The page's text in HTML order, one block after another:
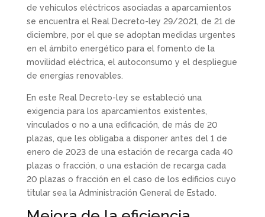
de vehículos eléctricos asociadas a aparcamientos
se encuentra el Real Decreto-ley 29/2021, de 21 de
diciembre, por el que se adoptan medidas urgentes
en el ámbito energético para el fomento de la
movilidad eléctrica, el autoconsumo y el despliegue
de energías renovables.
En este Real Decreto-ley se estableció una
exigencia para los aparcamientos existentes,
vinculados o no a una edificación, de más de 20
plazas, que les obligaba a disponer antes del 1 de
enero de 2023 de una estación de recarga cada 40
plazas o fracción, o una estación de recarga cada
20 plazas o fracción en el caso de los edificios cuyo
titular sea la Administración General de Estado.